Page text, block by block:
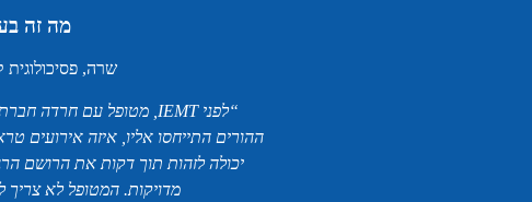
מה זה
שרה, פסיכולוגית קלינית עם 18 שנות
“לפניIEMT מטופל עם חרדה
ההורים התייחסו אליו, איזה אירועים
יכולה לזהות תוך דקות את הרושם
מדויקות. המטופל לא